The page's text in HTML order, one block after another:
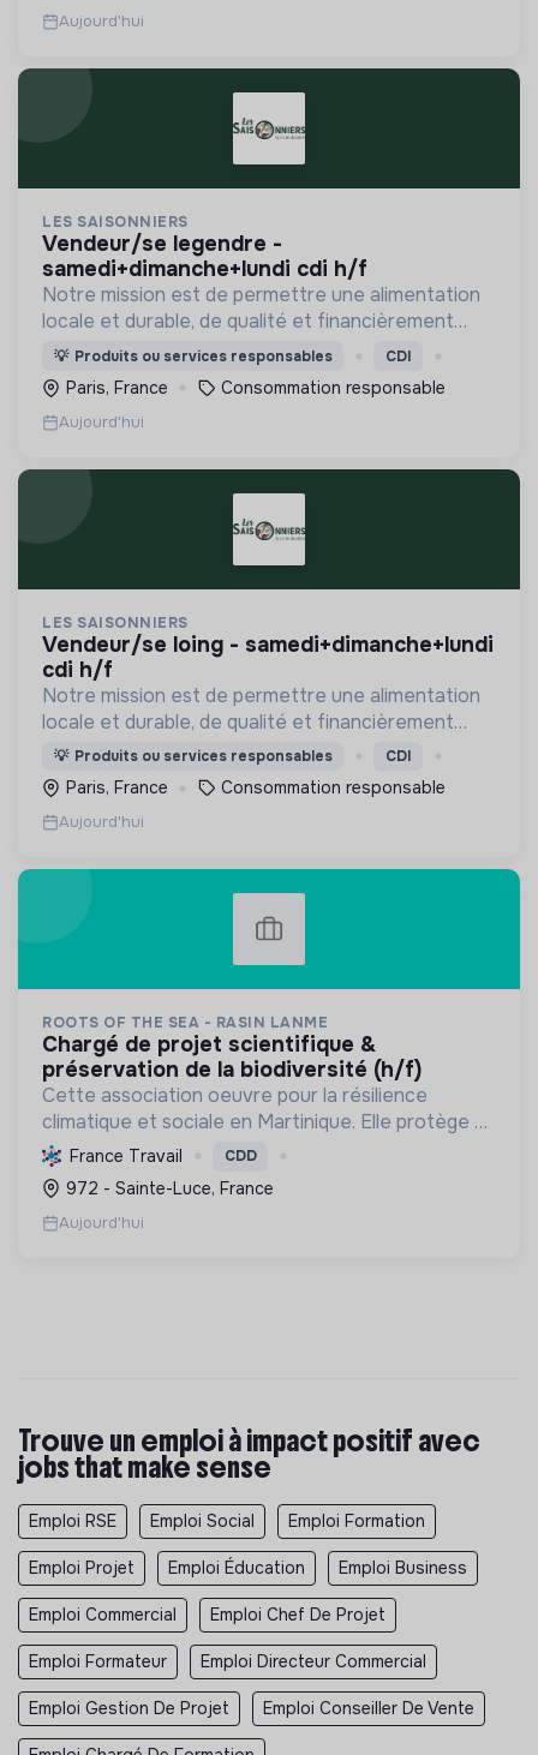
Aujourd'hui
LES SAISONNIERS
vendeur/se legendre -
samedi+dimanche+lundi cdi h/f
Notre mission est de permettre une alimentation
locale et durable, de qualité et financièrement
abordable.
💡 Produits ou services responsables CDI
Paris, France Consommation responsable
Aujourd'hui
LES SAISONNIERS
vendeur/se loing - samedi+dimanche+lundi
cdi h/f
Notre mission est de permettre une alimentation
locale et durable, de qualité et financièrement
abordable.
💡 Produits ou services responsables CDI
Paris, France Consommation responsable
Aujourd'hui
ROOTS OF THE SEA - RASIN LANME
chargé de projet scientifique &
préservation de la biodiversité (h/f)
Cette association oeuvre pour la résilience
climatique et sociale en Martinique. Elle protège et
restaure les écosystèmes marins et côtiers,
sensibilise le public et mobilise les citoyens pour un
aven...
France Travail CDD
972 - Sainte-Luce, France
Aujourd'hui
Trouve un emploi à impact positif avec
jobs that make sense
Emploi RSE Emploi Social Emploi Formation
Emploi Projet Emploi Éducation Emploi Business
Emploi Commercial Emploi Chef De Projet
Emploi Formateur Emploi Directeur Commercial
Emploi Gestion De Projet Emploi Conseiller De Vente